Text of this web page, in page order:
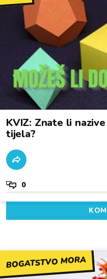
KVIZ: Znate li
tijela?
0
BOGATSTVO MORA